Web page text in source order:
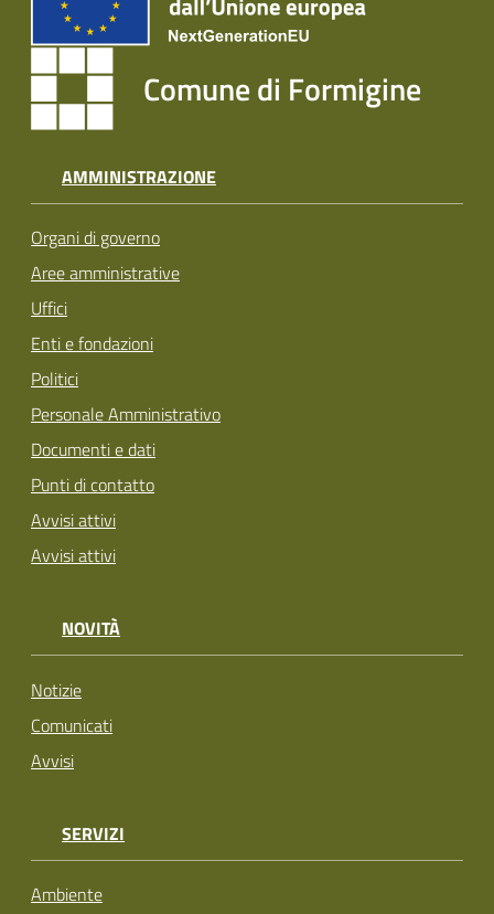
Comune di Formigine
AMMINISTRAZIONE
Organi di governo
Aree amministrative
Uffici
Enti e fondazioni
Politici
Personale Amministrativo
Documenti e dati
Punti di contatto
Avvisi attivi
Avvisi attivi
NOVITÀ
Notizie
Comunicati
Avvisi
SERVIZI
Ambiente